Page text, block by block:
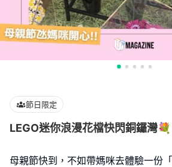
節日限定
LEGO迷你浪漫花檔
母親節快到，不如帶媽咪去體驗一份